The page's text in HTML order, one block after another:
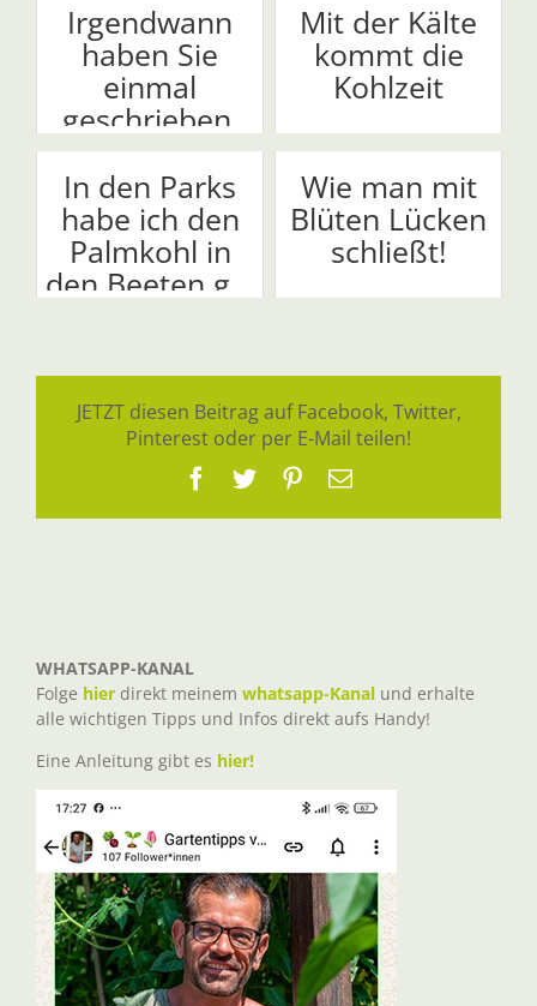
Irgendwann
haben Sie
einmal
geschrieben,
dass der ...
Mit der Kälte
kommt die
Kohlzeit
In den Parks
habe ich den
Palmkohl in
den Beeten g...
Wie man mit
Blüten Lücken
schließt!
JETZT diesen Beitrag auf Facebook, Twitter,
Pinterest oder per E-Mail teilen!
Facebook
TwitterPinterest
E-
WHATSAPP-KANAL
Folge hier direkt meinem whatsapp-Kanal und erhalte
alle wichtigen Tipps und Infos direkt aufs Handy!
Eine Anleitung gibt es hier!